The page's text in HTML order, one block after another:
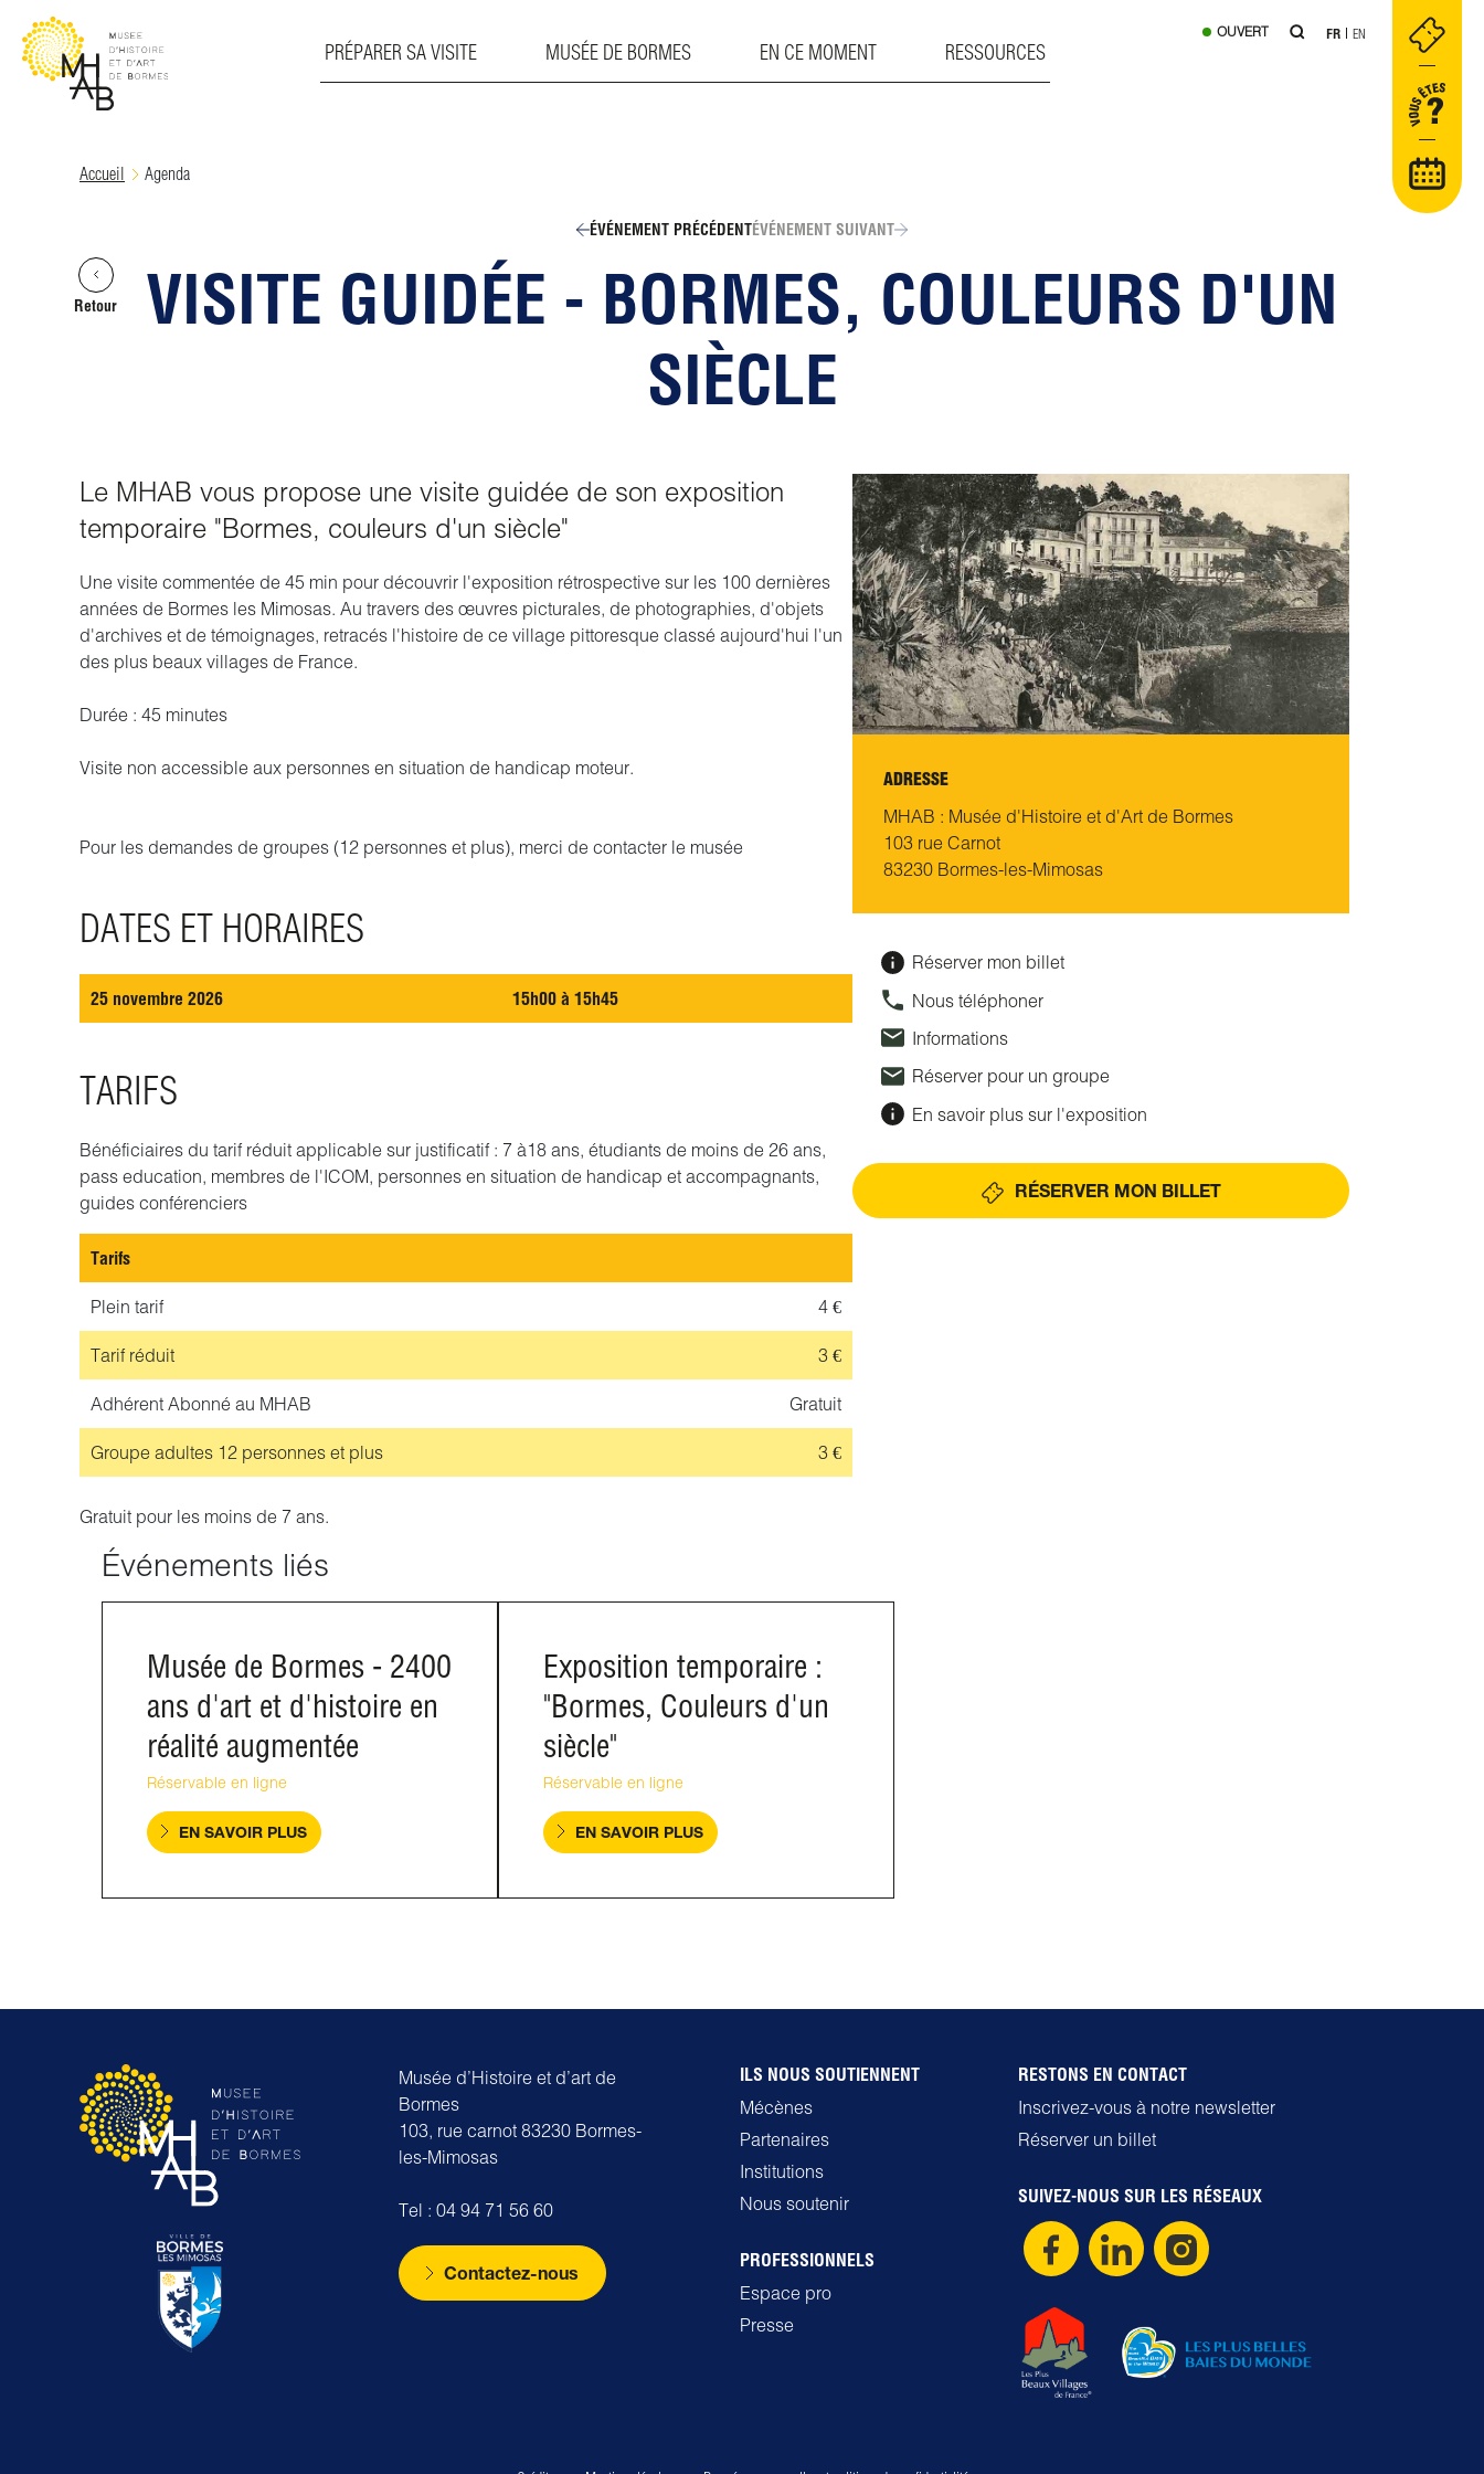
PRÉPARER SA VISITE MUSÉE DE BORMES EN CE MOMENT RESSOURCES
OUVERT FR EN
Accueil Agenda
Retour
ÉVÉNEMENT PRÉCÉDENTÉVÉNEMENT SUIVANT
VISITE GUIDÉE - BORMES, COULEURS D'UN
SIÈCLE
Le MHAB vous propose une visite guidée de son exposition
temporaire "Bormes, couleurs d'un siècle"
Une visite commentée de 45 min pour découvrir l'exposition rétrospective sur les 100 dernières
années de Bormes les Mimosas. Au travers des œuvres picturales, de photographies, d'objets
d'archives et de témoignages, retracés l'histoire de ce village pittoresque classé aujourd'hui l'un
des plus beaux villages de France.
Durée : 45 minutes
Visite non accessible aux personnes en situation de handicap moteur.
Pour les demandes de groupes (12 personnes et plus), merci de contacter le musée
DATES ET HORAIRES
25 novembre 2026 15h00 à 15h45
TARIFS
Bénéficiaires du tarif réduit applicable sur justificatif : 7 à18 ans, étudiants de moins de 26 ans,
pass education, membres de l'ICOM, personnes en situation de handicap et accompagnants,
guides conférenciers
Tarifs
Plein tarif 4 €
Tarif réduit 3 €
Adhérent Abonné au MHAB Gratuit
Groupe adultes 12 personnes et plus 3 €
Gratuit pour les moins de 7 ans.
ADRESSE
MHAB : Musée d'Histoire et d'Art de Bormes
103 rue Carnot
83230 Bormes-les-Mimosas
Réserver mon billet
Nous téléphoner
Informations
Réserver pour un groupe
En savoir plus sur l'exposition
RÉSERVER MON BILLET
Événements liés
Musée de Bormes - 2400
ans d'art et d'histoire en
réalité augmentée
Réservable en ligne
EN SAVOIR PLUS
Exposition temporaire :
"Bormes, Couleurs d'un
siècle"
Réservable en ligne
EN SAVOIR PLUS
Musée d’Histoire et d’art de
Bormes
103, rue carnot 83230 Bormes-
les-Mimosas
Tel : 04 94 71 56 60
Contactez-nous
ILS NOUS SOUTIENNENT
Mécènes
Partenaires
Institutions
Nous soutenir
PROFESSIONNELS
Espace pro
Presse
RESTONS EN CONTACT
Inscrivez-vous à notre newsletter
Réserver un billet
SUIVEZ-NOUS SUR LES RÉSEAUX